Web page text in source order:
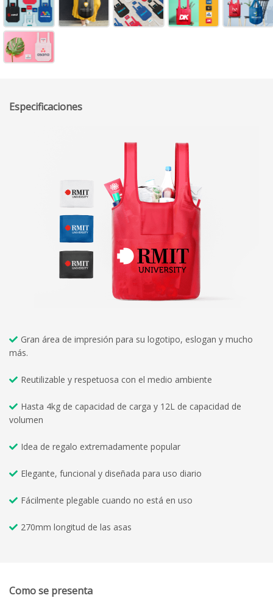
Especificaciones
Gran área de impresión para su logotipo, eslogan y mucho
más.
Reutilizable y respetuosa con el medio ambiente
Hasta 4kg de capacidad de carga y 12L de capacidad de
volumen
Idea de regalo extremadamente popular
Elegante, funcional y diseñada para uso diario
Fácilmente plegable cuando no está en uso
270mm longitud de las asas
Como se presenta